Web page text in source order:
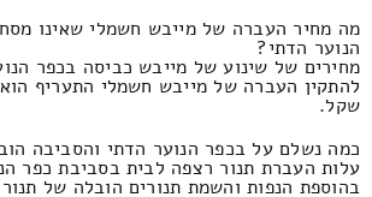
מה מחיר העברה של מייבש חשמלי שאינו
הנוער הדתי?
מחירים של שינוע של מייבש כביסה בכפר
שקל.
כמה נשלם על בכפר הנוער הדתי והסביבה
עלות העברת תנור רצפה לבית בסביבת כפר
בהוספת הנפות והשמת תנורים הובלה של